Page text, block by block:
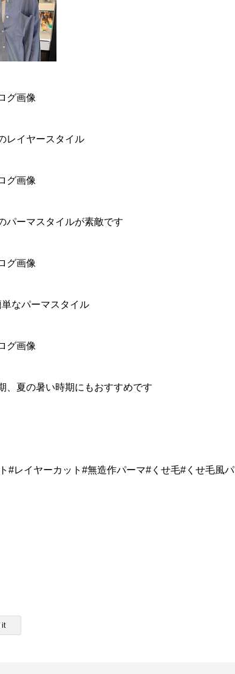
レイヤースタイル
パーマスタイルが素敵です
なパーマスタイル
、夏の暑い時期にもおすすめです
#レイヤーカット#無造作パーマ#くせ毛#くせ毛風パ
it